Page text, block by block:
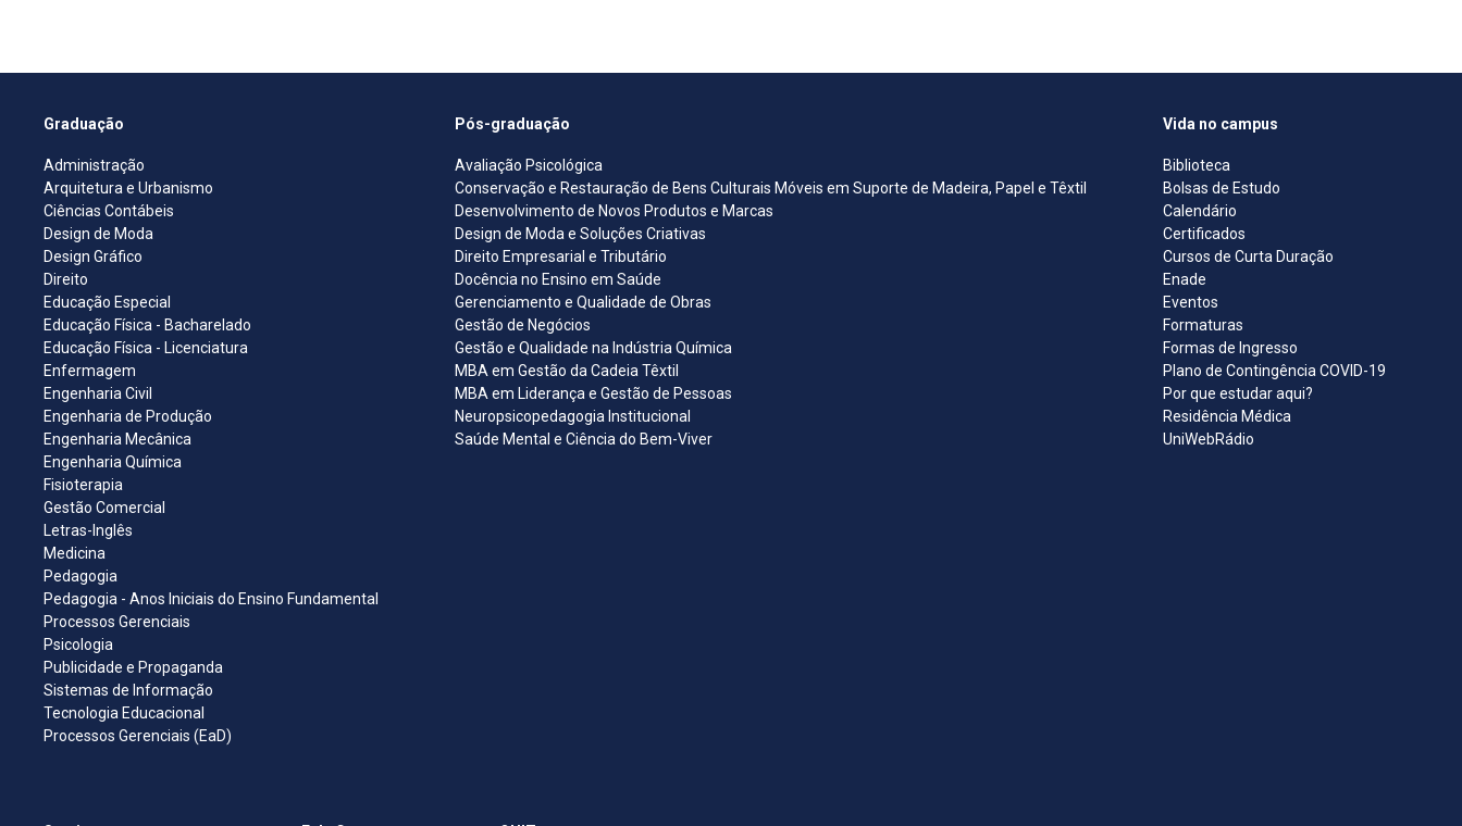
Graduação
Administração
Arquitetura e Urbanismo
Ciências Contábeis
Design de Moda
Design Gráfico
Direito
Educação Especial
Educação Física - Bacharelado
Educação Física - Licenciatura
Enfermagem
Engenharia Civil
Engenharia de Produção
Engenharia Mecânica
Engenharia Química
Fisioterapia
Gestão Comercial
Letras-Inglês
Medicina
Pedagogia
Pedagogia - Anos Iniciais do Ensino Fundamental
Processos Gerenciais
Psicologia
Publicidade e Propaganda
Sistemas de Informação
Tecnologia Educacional
Processos Gerenciais (EaD)
Pós-graduação
Avaliação Psicológica
Conservação e Restauração de Bens Culturais Móveis em Suporte de Madeira, Papel e Têxtil
Desenvolvimento de Novos Produtos e Marcas
Design de Moda e Soluções Criativas
Direito Empresarial e Tributário
Docência no Ensino em Saúde
Gerenciamento e Qualidade de Obras
Gestão de Negócios
Gestão e Qualidade na Indústria Química
MBA em Gestão da Cadeia Têxtil
MBA em Liderança e Gestão de Pessoas
Neuropsicopedagogia Institucional
Saúde Mental e Ciência do Bem-Viver
Vida no campus
Biblioteca
Bolsas de Estudo
Calendário
Certificados
Cursos de Curta Duração
Enade
Eventos
Formaturas
Formas de Ingresso
Plano de Contingência COVID-19
Por que estudar aqui?
Residência Médica
UniWebRádio